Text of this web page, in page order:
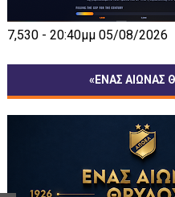
7,530 - 20:40μμ 05/08/2026
«ΕΝΑΣ ΑΙΩΝΑΣ